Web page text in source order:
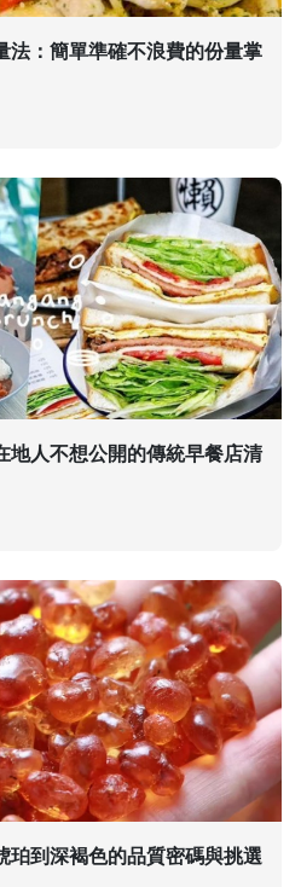
法：簡單準確不浪費的份量掌
地人不想公開的傳統早餐店清
珀到深褐色的品質密碼與挑選